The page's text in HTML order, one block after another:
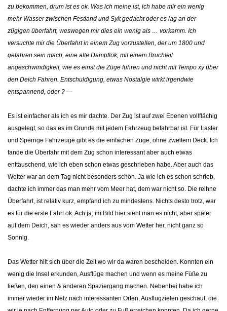
zu bekommen, drum ist es ok. Was ich meine ist, ich habe mir ein wenig
mehr Wasser zwischen Festland und Sylt gedacht oder es lag an der
zügigen überfahrt, weswegen mir dies ein wenig als … vorkamm. Ich
versuchte mir die Überfahrt in einem Zug vorzustellen, der um 1800 und
gefahren sein mach, eine alte Dampflok, mit einem Bruchteil
angeschwindigkeit, wie es einst die Züge fuhren und nicht mit Tempo xy über
den Deich Fahren. Entschuldigung, etwas Nostalgie wirkt irgendwie
entspannend, oder ? —
Es ist einfacher als ich es mir dachte. Der Zug ist auf zwei Ebenen vollflächig
ausgelegt, so das es im Grunde mit jedem Fahrzeug befahrbar ist. Für Laster
und Sperrige Fahrzeuge gibt es die einfachen Züge, ohne zweitem Deck. Ich
fande die Überfahr mit dem Zug schon interessant aber auch etwas
enttäuschend, wie ich eben schon etwas geschrieben habe. Aber auch das
Wetter war an dem Tag nicht besonders schön. Ja wie ich es schon schrieb,
dachte ich immer das man mehr vom Meer hat, dem war nicht so. Die reihne
Überfahrt, ist relativ kurz, empfand ich zu mindestens. Nichts desto trotz, war
es für die erste Fahrt ok. Ach ja, im Bild hier sieht man es nicht, aber später
auf dem Deich, sah es wieder anders aus vom Wetter her, nicht ganz so
Sonnig.
Das Wetter hilt sich über die Zeit wo wir da waren bescheiden. Konnten ein
wenig die Insel erkunden, Ausflüge machen und wenn es meine Füße zu
ließen, den einen & anderen Spaziergang machen. Nebenbei habe ich
immer wieder im Netz nach interessanten Orten, Ausflugzielen geschaut, die